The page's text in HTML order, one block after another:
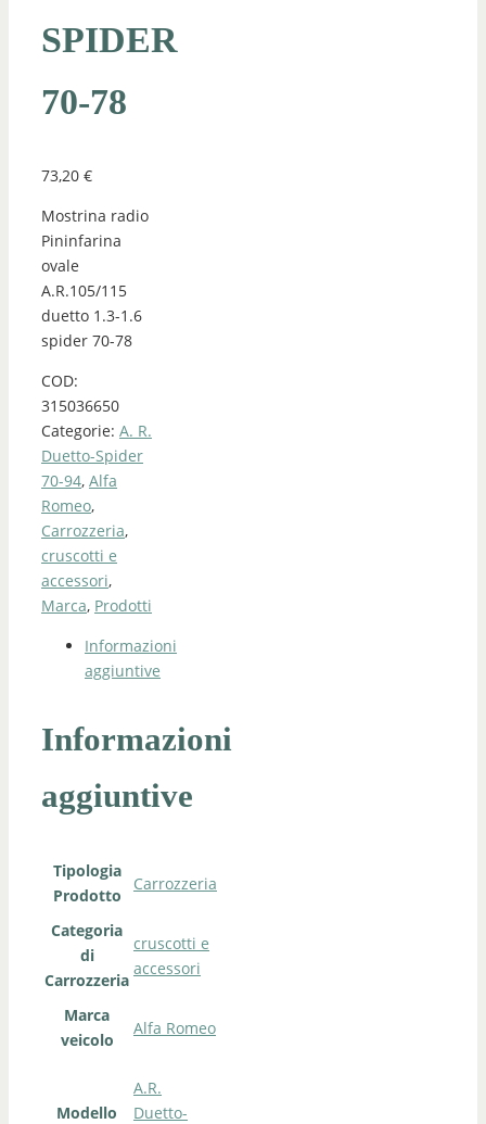
SPIDER
70-78
73,20 €
Mostrina radio
Pininfarina
ovale
A.R.105/115
duetto 1.3-1.6
spider 70-78
COD:
315036650
Categorie: A. R.
Duetto-Spider
70-94, Alfa
Romeo,
Carrozzeria,
cruscotti e
accessori,
Marca, Prodotti
Informazioni
aggiuntive
Informazioni
aggiuntive
Tipologia
Prodotto
Carrozzeria
Categoria
di
Carrozzeria
cruscotti e
accessori
Marca
veicolo
Alfa Romeo
Modello
A.R.
Duetto-